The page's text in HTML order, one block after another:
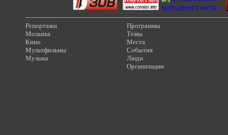
Репортажи
Мозаика
Кино
Мультфильмы
Музыка
Программы
Темы
Места
События
Люди
Организации